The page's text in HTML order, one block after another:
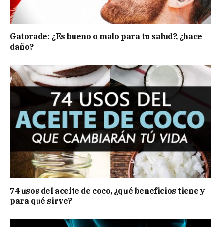
Gatorade: ¿Es bueno o malo para tu salud?, ¿hace
daño?
74 usos del aceite de coco, ¿qué beneficios tiene y
para qué sirve?